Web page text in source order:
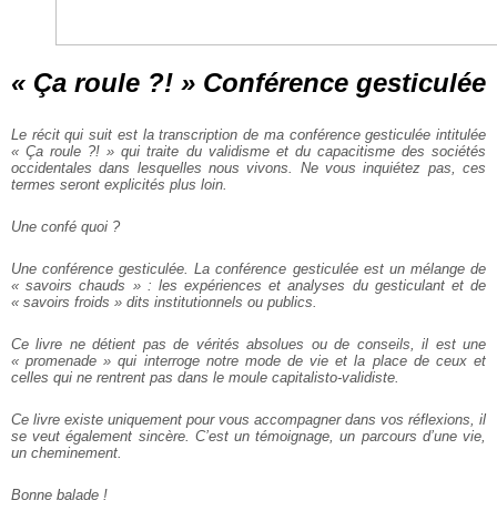
« Ça roule ?! » Conférence gesticulée
Le récit qui suit est la transcription de ma conférence gesticulée intitulée
« Ça roule ?! » qui traite du validisme et du capacitisme des sociétés
occidentales dans lesquelles nous vivons. Ne vous inquiétez pas, ces
termes seront explicités plus loin.
Une confé quoi ?
Une conférence gesticulée. La conférence gesticulée est un mélange de
« savoirs chauds » : les expériences et analyses du gesticulant et de
« savoirs froids » dits institutionnels ou publics.
Ce livre ne détient pas de vérités absolues ou de conseils, il est une
« promenade » qui interroge notre mode de vie et la place de ceux et
celles qui ne rentrent pas dans le moule capitalisto-validiste.
Ce livre existe uniquement pour vous accompagner dans vos réflexions, il
se veut également sincère. C’est un témoignage, un parcours d’une vie,
un cheminement.
Bonne balade !